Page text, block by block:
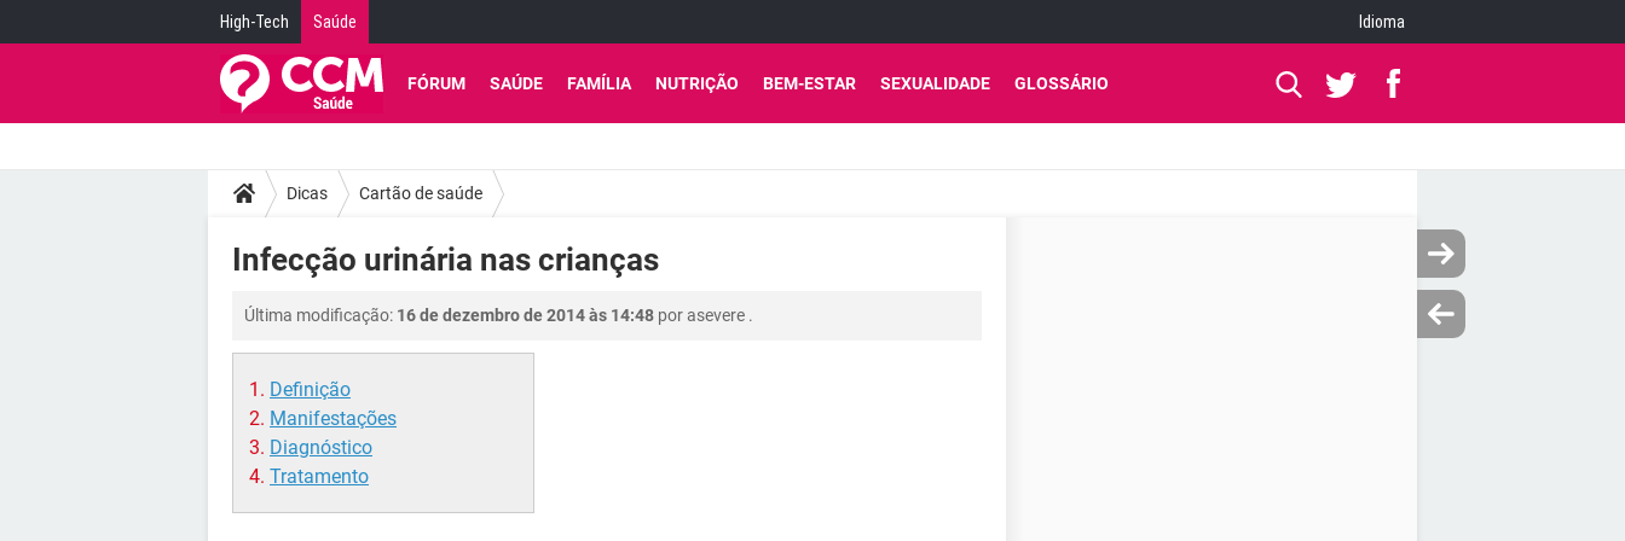
High-Tech Saúde Idioma
FÓRUM SAÚDE FAMÍLIA NUTRIÇÃO BEM-ESTAR SEXUALIDADE GLOSSÁRIO
Dicas Cartão de saúde
Infecção urinária nas crianças
Última modificação: 16 de dezembro de 2014 às 14:48 porasevere .
Definição
Manifestações
Diagnóstico
Tratamento